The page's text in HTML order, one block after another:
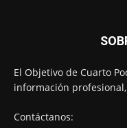
El Objetivo de Cuarto
información
Contáctanos: